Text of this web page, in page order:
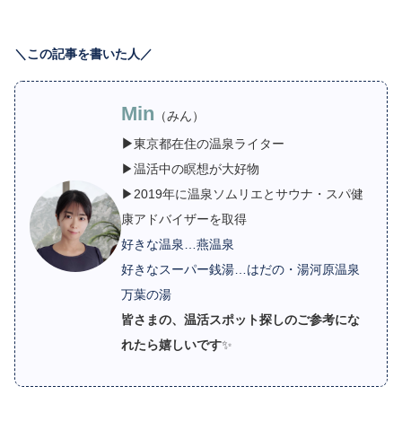
＼この記事を書いた人／
Min （みん）
▶東京都在住の温泉ライター
▶温活中の瞑想が大好物
▶2019年に温泉ソムリエとサウナ・スパ健
康アドバイザーを取得
好きな温泉…燕温泉
好きなスーパー銭湯…はだの・湯河原温泉
万葉の湯
皆さまの、温活スポット探しのご参考にな
れたら嬉しいです✨